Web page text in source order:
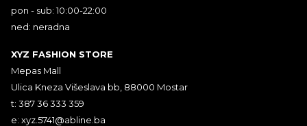
pon - sub: 10:00-22:00
ned: neradna
XYZ FASHION STORE
Mepas Mall
Ulica Kneza Višeslava bb, 88000 Mostar
t: 387 36 333 359
e: xyz.5741@abline.ba